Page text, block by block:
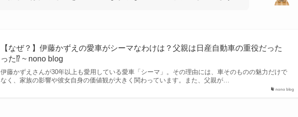
nono blog
【なぜ？】伊藤かずえの愛車がシーマなわけは？父親は日産自動車の重役だった
った⁉︎ ~ nono blog
伊藤かずえさんが30年以上も愛用している愛車「シーマ」。その理由には、車そのものの魅力だけで
なく、家族の影響や彼女自身の価値観が大きく関わっています。また、父親が…